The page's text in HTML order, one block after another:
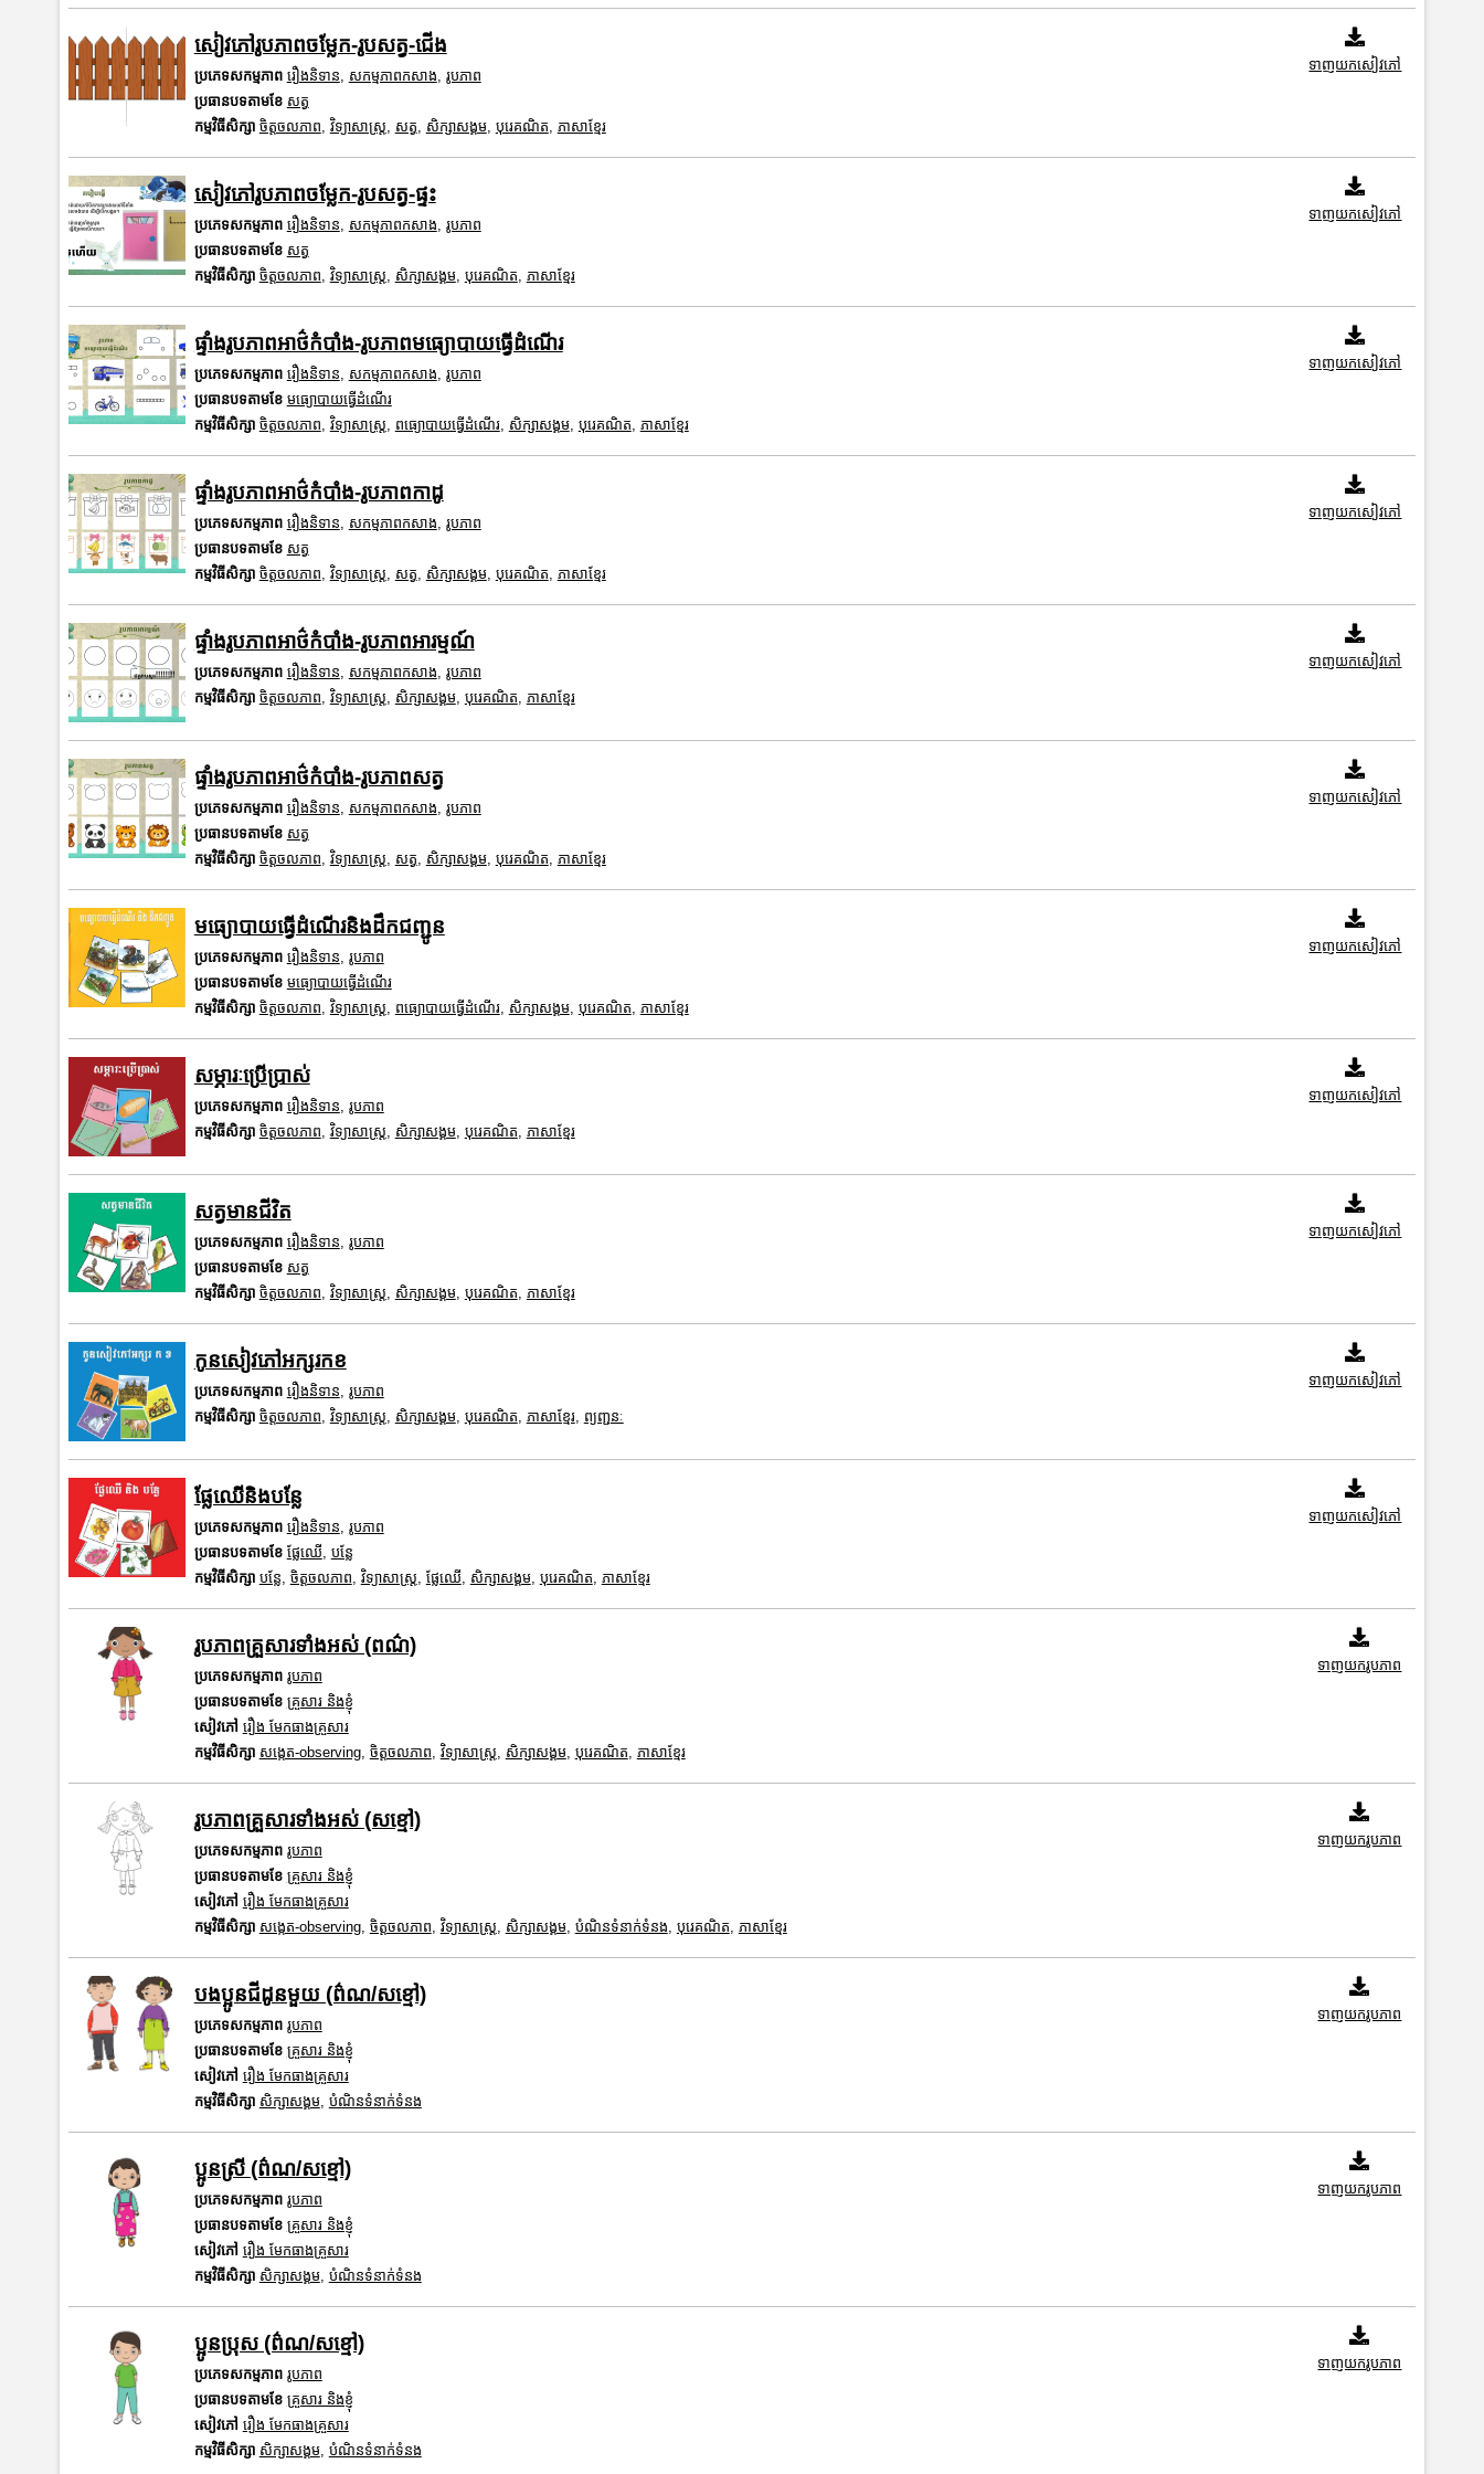
សៀវភៅរូបភាពចម្លែក-រូបសត្វ-ជើង
ប្រភេទសកម្មភាព រឿងនិទាន សកម្មភាពកសាង រូបភាព
ប្រធានបទតាមខែ សត្វ
កម្មវិធីសិក្សា ចិត្តចលភាព វិទ្យាសាស្រ្ត សត្វ សិក្សាសង្គម, បុរេគណិត ភាសាខ្មែរ
ទាញយកសៀវភៅ
សៀវភៅរូបភាពចម្លែក-រូបសត្វ-ផ្ទះ
ប្រភេទសកម្មភាព រឿងនិទាន សកម្មភាពកសាង រូបភាព
ប្រធានបទតាមខែ សត្វ
កម្មវិធីសិក្សា ចិត្តចលភាព វិទ្យាសាស្រ្ត សិក្សាសង្គម, បុរេគណិត ភាសាខ្មែរ
ទាញយកសៀវភៅ
ផ្ទាំងរូបភាពអាថ៌កំបាំង-រូបភាពមធ្យោបាយធ្វើដំណើរ
ប្រភេទសកម្មភាព រឿងនិទាន សកម្មភាពកសាង រូបភាព
ប្រធានបទតាមខែ មធ្យោបាយធ្វើដំណើរ
កម្មវិធីសិក្សា ចិត្តចលភាព វិទ្យាសាស្រ្ត ពធ្យោបាយធ្វើដំណើរ, សិក្សាសង្គម, បុរេគណិត ភាសាខ្មែរ
ទាញយកសៀវភៅ
ផ្ទាំងរូបភាពអាថ៌កំបាំង-រូបភាពកាដូ
ប្រភេទសកម្មភាព រឿងនិទាន សកម្មភាពកសាង រូបភាព
ប្រធានបទតាមខែ សត្វ
កម្មវិធីសិក្សា ចិត្តចលភាព វិទ្យាសាស្រ្ត សត្វ សិក្សាសង្គម, បុរេគណិត ភាសាខ្មែរ
ទាញយកសៀវភៅ
ផ្ទាំងរូបភាពអាថ៌កំបាំង-រូបភាពអារម្មណ៍
ប្រភេទសកម្មភាព រឿងនិទាន សកម្មភាពកសាង រូបភាព
កម្មវិធីសិក្សា ចិត្តចលភាព វិទ្យាសាស្រ្ត សិក្សាសង្គម, បុរេគណិត ភាសាខ្មែរ
ទាញយកសៀវភៅ
ផ្ទាំងរូបភាពអាថ៌កំបាំង-រូបភាពសត្វ
ប្រភេទសកម្មភាព រឿងនិទាន សកម្មភាពកសាង រូបភាព
ប្រធានបទតាមខែ សត្វ
កម្មវិធីសិក្សា ចិត្តចលភាព វិទ្យាសាស្រ្ត សត្វ សិក្សាសង្គម, បុរេគណិត ភាសាខ្មែរ
ទាញយកសៀវភៅ
មធ្យោបាយធ្វើដំណើរនិងដឹកជញ្ជូន
ប្រភេទសកម្មភាព រឿងនិទាន រូបភាព
ប្រធានបទតាមខែ មធ្យោបាយធ្វើដំណើរ
កម្មវិធីសិក្សា ចិត្តចលភាព វិទ្យាសាស្រ្ត ពធ្យោបាយធ្វើដំណើរ, សិក្សាសង្គម, បុរេគណិត ភាសាខ្មែរ
ទាញយកសៀវភៅ
សម្ភារៈប្រើប្រាស់
ប្រភេទសកម្មភាព រឿងនិទាន រូបភាព
កម្មវិធីសិក្សា ចិត្តចលភាព វិទ្យាសាស្រ្ត សិក្សាសង្គម, បុរេគណិត ភាសាខ្មែរ
ទាញយកសៀវភៅ
សត្វមានជីវិត
ប្រភេទសកម្មភាព រឿងនិទាន រូបភាព
ប្រធានបទតាមខែ សត្វ
កម្មវិធីសិក្សា ចិត្តចលភាព វិទ្យាសាស្រ្ត សិក្សាសង្គម, បុរេគណិត ភាសាខ្មែរ
ទាញយកសៀវភៅ
កូនសៀវភៅអក្សរកខ
ប្រភេទសកម្មភាព រឿងនិទាន រូបភាព
កម្មវិធីសិក្សា ចិត្តចលភាព វិទ្យាសាស្រ្ត សិក្សាសង្គម, បុរេគណិត ភាសាខ្មែរ, ព្យញ្ជនៈ
ទាញយកសៀវភៅ
ផ្លែឈើនិងបន្លែ
ប្រភេទសកម្មភាព រឿងនិទាន រូបភាព
ប្រធានបទតាមខែ ផ្លែឈើ បន្លែ
កម្មវិធីសិក្សា បន្លែ ចិត្តចលភាព វិទ្យាសាស្រ្ត ផ្លែឈើ សិក្សាសង្គម, បុរេគណិត ភាសាខ្មែរ
ទាញយកសៀវភៅ
រូបភាពគ្រួសារទាំងអស់ (ពណ៌)
ប្រភេទសកម្មភាព រូបភាព
ប្រធានបទតាមខែ គ្រួសារ និងខ្ញុំ
សៀវភៅ រឿង មែកធាងគ្រួសារ
កម្មវិធីសិក្សា សង្កេត-observing, ចិត្តចលភាព វិទ្យាសាស្រ្ត សិក្សាសង្គម, បុរេគណិត ភាសាខ្មែរ
ទាញយករូបភាព
រូបភាពគ្រួសារទាំងអស់ (សខ្មៅ)
ប្រភេទសកម្មភាព រូបភាព
ប្រធានបទតាមខែ គ្រួសារ និងខ្ញុំ
សៀវភៅ រឿង មែកធាងគ្រួសារ
កម្មវិធីសិក្សា សង្កេត-observing, ចិត្តចលភាព វិទ្យាសាស្រ្ត សិក្សាសង្គម, បំណិនទំនាក់ទំនង បុរេគណិត ភាសាខ្មែរ
ទាញយករូបភាព
បងប្អូនជីដូនមួយ (ព៌ណ/សខ្មៅ)
ប្រភេទសកម្មភាព រូបភាព
ប្រធានបទតាមខែ គ្រួសារ និងខ្ញុំ
សៀវភៅ រឿង មែកធាងគ្រួសារ
កម្មវិធីសិក្សា សិក្សាសង្គម, បំណិនទំនាក់ទំនង
ទាញយករូបភាព
ប្អូនស្រី (ព៌ណ/សខ្មៅ)
ប្រភេទសកម្មភាព រូបភាព
ប្រធានបទតាមខែ គ្រួសារ និងខ្ញុំ
សៀវភៅ រឿង មែកធាងគ្រួសារ
កម្មវិធីសិក្សា សិក្សាសង្គម, បំណិនទំនាក់ទំនង
ទាញយករូបភាព
ប្អូនប្រុស (ព៌ណ/សខ្មៅ)
ប្រភេទសកម្មភាព រូបភាព
ប្រធានបទតាមខែ គ្រួសារ និងខ្ញុំ
សៀវភៅ រឿង មែកធាងគ្រួសារ
កម្មវិធីសិក្សា សិក្សាសង្គម, បំណិនទំនាក់ទំនង
ទាញយករូបភាព